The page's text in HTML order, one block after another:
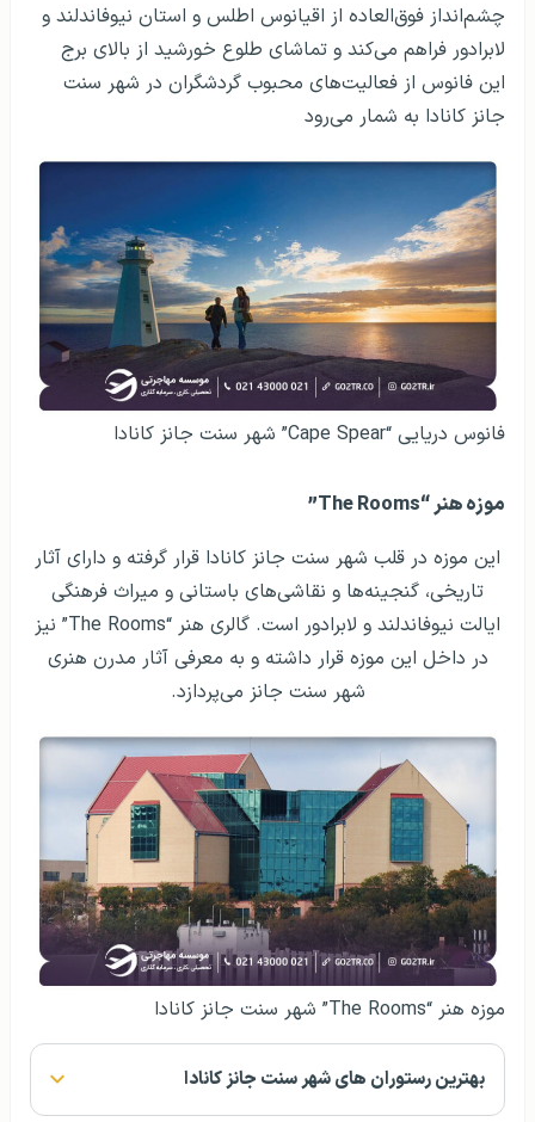
چشم‌انداز فوق‌العاده از اقیانوس اطلس و استان نیوفاندلند و
لابرادور فراهم می‌کند و تماشای طلوع خورشید از بالای برج
این فانوس از فعالیت‌های محبوب گردشگران در شهر سنت
جانز کانادا به شمار می‌رود
فانوس دریایی “Cape Spear” شهر سنت جانز کانادا
موزه هنر “The Rooms”
این موزه در قلب شهر سنت جانز کانادا قرار گرفته و دارای آثار
تاریخی، گنجینه‌ها و نقاشی‌های باستانی و میراث فرهنگی
ایالت نیوفاندلند و لابرادور است. گالری هنر “The Rooms” نیز
در داخل این موزه قرار داشته و به معرفی آثار مدرن هنری
شهر سنت جانز می‌پردازد.
موزه هنر “The Rooms” شهر سنت جانز کانادا
بهترین رستوران های شهر سنت جانز کانادا